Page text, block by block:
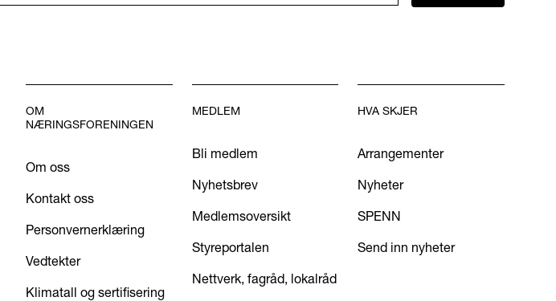
OM
NÆRINGSFORENINGEN
Om oss
Kontakt oss
Personvernerklæring
Vedtekter
Klimatall og sertifisering
MEDLEM
Bli medlem
Nyhetsbrev
Medlemsoversikt
Styreportalen
Nettverk, fagråd, lokalråd
HVA SKJER
Arrangementer
Nyheter
SPENN
Send inn nyheter